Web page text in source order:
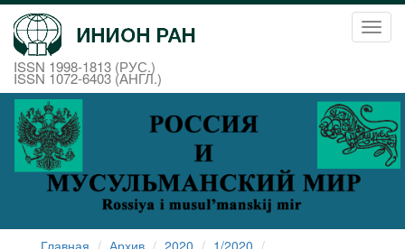
ISSN 1998-1813 (РУС.)
ISSN 1072-6403 (АНГЛ.)
Главная Архив 2020 1/2020